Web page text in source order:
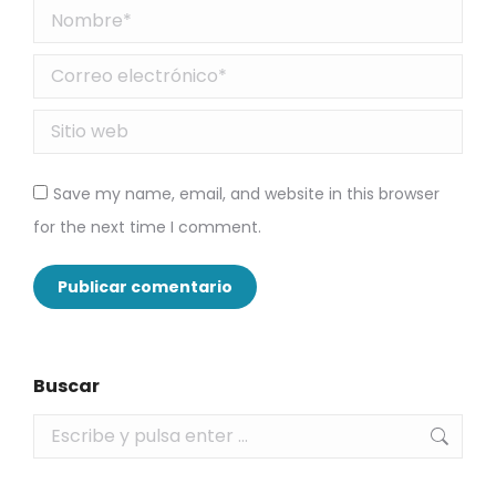
Nombre *
Correo electrónico *
Sitio web
Save my name, email, and website in this browser
for the next time I comment.
Publicar comentario
Buscar